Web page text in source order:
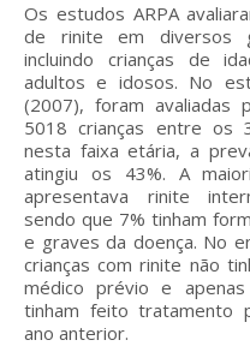
Os estudos ARPA
de rinite em diversos
incluindo crianças de
adultos e idosos. No
(2007), foram avaliadas
5018 crianças entre os
nesta faixa etária, a
atingiu os 43%. A
apresentava rinite
sendo que 7% tinham
e graves da doença. No
crianças com rinite não
médico prévio e
tinham feito tratamento
ano anterior.